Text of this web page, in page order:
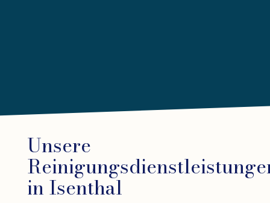
Unsere
in Isenthal